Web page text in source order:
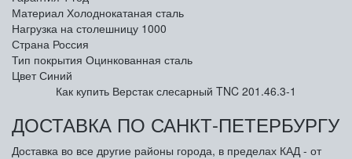
Материал Холоднокатаная сталь
Нагрузка на столешницу 1000
Страна Россия
Тип покрытия Оцинкованная сталь
Цвет Синий
Как купить Верстак слесарный TNC 201.46.3-1
ДОСТАВКА ПО САНКТ-ПЕТЕРБУРГУ
Доставка во все другие районы города, в пределах КАД - от